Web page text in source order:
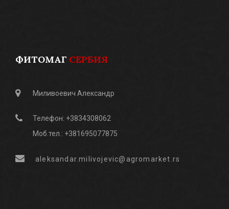
ФИТОМАГ СЕРБИЯ
Миливоевич Александр
Телефон: +3834308062
Моб.тел.: +381695077875
aleksandar.milivojevic@agromarket.rs